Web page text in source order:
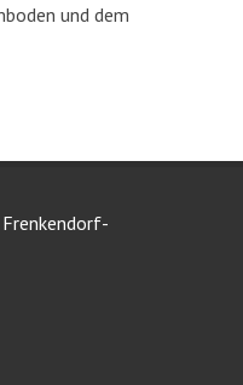
und dem